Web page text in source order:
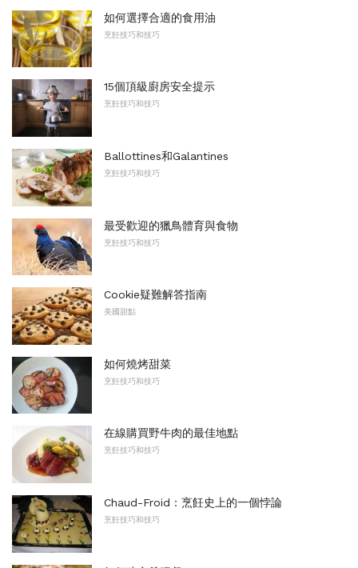
如何選擇合適的食用油
烹飪技巧和技巧
15個頂級廚房安全提示
烹飪技巧和技巧
Ballottines和Galantines
烹飪技巧和技巧
最受歡迎的獵鳥體育與食物
烹飪技巧和技巧
Cookie疑難解答指南
美國甜點
如何燒烤甜菜
烹飪技巧和技巧
在線購買野牛肉的最佳地點
烹飪技巧和技巧
Chaud-Froid：烹飪史上的一個悖論
烹飪技巧和技巧